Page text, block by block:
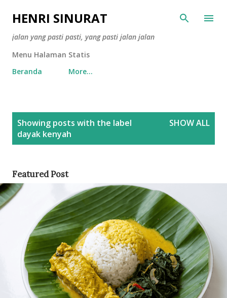
Skip to main content
HENRI SINURAT
jalan yang pasti pasti, yang pasti jalan jalan
Menu Halaman Statis
Beranda
More…
Showing posts with the label
dayak kenyah
SHOW ALL
Featured Post